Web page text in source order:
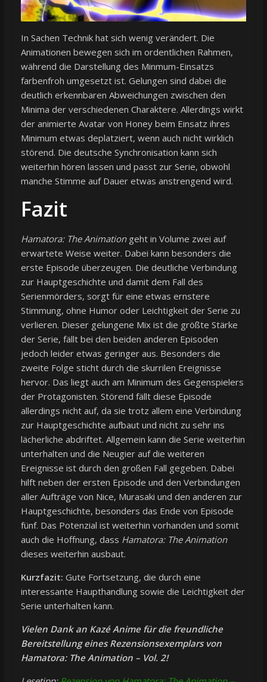
In Sachen Technik hat sich wenig verändert. Die
Animationen bewegen sich im ordentlichen Rahmen,
während die Darstellung des Minmum-Einsatzs
farbenfroh umgesetzt ist. Gelungen sind dabei die
deutlich erkennbaren Abweichungen zwischen den
Minima der verschiedenen Charaktere. Allerdings wirkt
der animierte Avatar von Honey beim Einsatz ihres
Minimum etwas deplatziert, wenn auch nicht wirklich
störend. Die deutsche Synchronisation kann sich
weiterhin hören lassen und passt zur Serie, obwohl
manche Stimme auf Dauer etwas anstrengend wird.
Fazit
Hamatora: The Animationgeht in Volume zwei auf
erwartete Weise weiter. Dabei kann besonders die
erste Episode überzeugen. Die deutliche Verbindung
zur Hauptgeschichte und damit dem Fall des
Serienmörders, sorgt für eine etwas ernstere
Stimmung, ohne Humor oder Leichtigkeit der Serie zu
verlieren. Dieser gelungene Mix ist die größte Stärke
der Serie, fällt bei den beiden anderen Episoden
jedoch leider etwas geringer aus. Besonders die
zweite Folge sticht durch die skurrilen Ereignisse
hervor. Das liegt auch am Minimum des Gegenspielers
der Protagonisten. Störend fällt diese Episode
allerdings nicht auf, da sie trotz allem eine Verbindung
zur Hauptgeschichte aufbaut und nicht zu sehr ins
lächerliche abdriftet. Allgemein kann die Serie weiterhin
unterhalten und die Neugier auf die weiteren
Ereignisse ist durch den großen Fall gegeben. Dabei
hilft neben der ersten Episode und den Verbindungen
aller Aufträge von Nice, Murasaki und den anderen zur
Hauptgeschichte, besonders das Ende von Episode
fünf. Das Potenzial ist weiterhin vorhanden und somit
auch die Hoffnung, dass Hamatora: The Animation
dieses weiterhin ausbaut.
Kurzfazit: Gute Fortsetzung, die durch eine
interessante Haupthandlung sowie die Leichtigkeit der
Serie unterhalten kann.
Vielen Dank an Kazé Anime für die freundliche
Bereitstellung eines Rezensionsexemplars von
Hamatora: The Animation – Vol. 2!